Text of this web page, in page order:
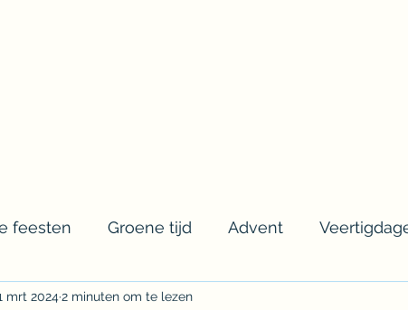
feesten Groene tijd Advent
mrt 20242 minuten om te lezen